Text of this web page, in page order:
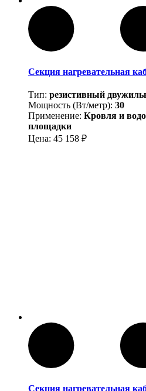
Секция нагревательная
Тип: резистивный
Мощность (Вт/метр): 30
Применение: Кровля и
площадки
Цена: 45 158 ₽
Секция нагревательная